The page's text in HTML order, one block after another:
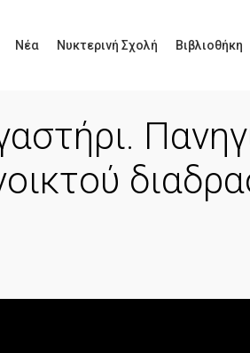
Νέα Νυκτερινή Σχολή Βιβλιοθήκη